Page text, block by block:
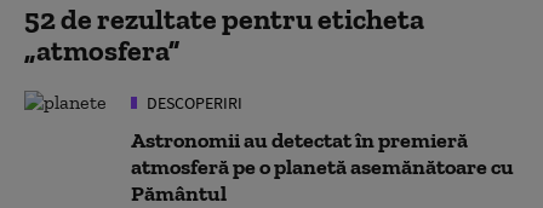
52 de rezultate pentru eticheta
atmosfera
DESCOPERIRI
Astronomii au detectat în premieră
atmosferă pe o planetă asemănătoare cu
Pământul